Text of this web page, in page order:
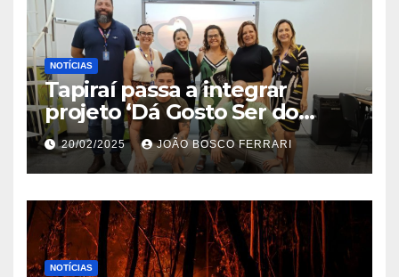
NOTÍCIAS
Tapiraí passa a integrar
projeto ‘Dá Gosto Ser do
Ribeira’ | ASN São Paulo
20/02/2025 JOÃO BOSCO FERRARI
NOTÍCIAS